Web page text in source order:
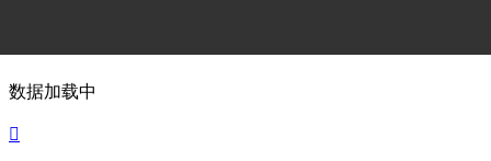
数据加载中
